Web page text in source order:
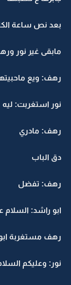
بعد نص ساعة
مابقى غير نور
رهف: ويع
نور استغربت: ليه
رهف: مادري
دق الباب
رهف: تفضل
ابو راشد: السلام
رهف مستغربة
نور: وعليكم